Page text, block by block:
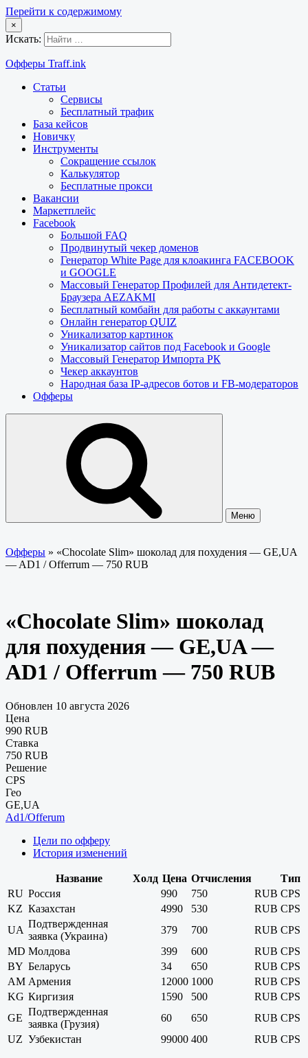
Перейти к содержимому
×
Искать:
Офферы Traff.ink
Статьи
Сервисы
Бесплатный трафик
База кейсов
Новичку
Инструменты
Сокращение ссылок
Калькулятор
Бесплатные прокси
Вакансии
Маркетплейс
Facebook
Большой FAQ
Продвинутый чекер доменов
Генератор White Page для клоакинга FACEBOOK
и GOOGLE
Массовый Генератор Профилей для Антидетект-
Браузера AEZAKMI
Бесплатный комбайн для работы с аккаунтами
Онлайн генератор QUIZ
Уникализатор картинок
Уникализатор сайтов под Facebook и Google
Массовый Генератор Импорта РК
Чекер аккаунтов
Народная база IP-адресов ботов и FB-модераторов
Офферы
Меню
Офферы » «Chocolate Slim» шоколад для похудения — GE,UA
— AD1 / Offerrum — 750 RUB
«Chocolate Slim» шоколад
для похудения — GE,UA —
AD1 / Offerrum — 750 RUB
Обновлен 10 августа 2026
Цена
990 RUB
Ставка
750 RUB
Решение
CPS
Гео
GE,UA
Ad1/Offerum
Цели по офферу
История изменений
Название Холд Цена Отчисления
Тип
RU Россия 990 750 RUB CPS
KZ Казахстан 4990 530 RUB CPS
UA
Подтвержденная
заявка (Украина)
379 700 RUB CPS
MD Молдова 399 600 RUB CPS
BY Беларусь 34 650 RUB CPS
AM Армения 12000 1000 RUB CPS
KG Киргизия 1590 500 RUB CPS
GE
Подтвержденная
заявка (Грузия)
60 650 RUB CPS
UZ Узбекистан 99000 400 RUB CPS